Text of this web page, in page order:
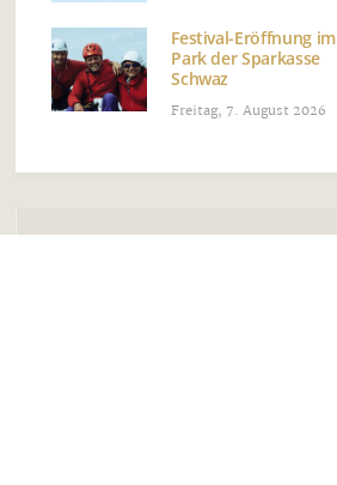
Festival-Eröffnung im
Park der Sparkasse
Schwaz
Freitag, 7. August 2026